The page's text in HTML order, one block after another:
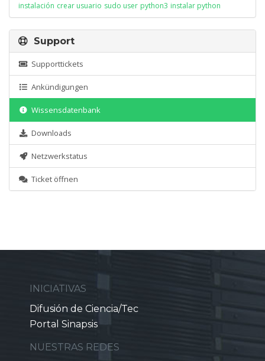
instalación crear usuario sudo user python3 instalar python
Support
Supporttickets
Ankündigungen
Wissensdatenbank
Downloads
Netzwerkstatus
Ticket öffnen
INICIATIVAS
Difusión de Ciencia/Tec
Portal Sinapsis
NUESTRAS REDES